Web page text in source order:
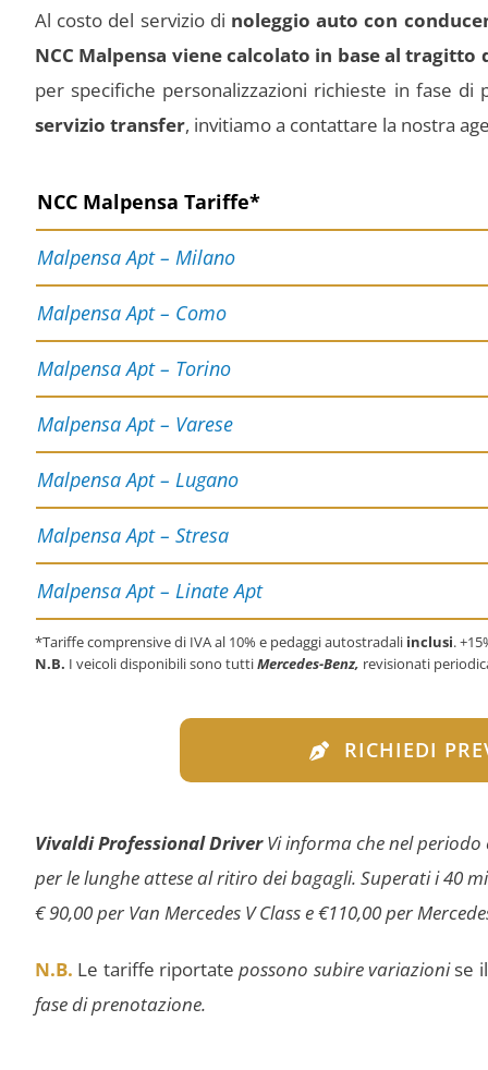
Al costo del servizio di noleggio auto con
NCC Malpensa viene calcolato in base al tragitto
per specifiche personalizzazioni richieste in fase di
servizio transfer, invitiamo a contattare la nostra
NCC Malpensa Tariffe*
Malpensa Apt – Milano
Malpensa Apt – Como
Malpensa Apt – Torino
Malpensa Apt – Varese
Malpensa Apt – Lugano
Malpensa Apt – Stresa
Malpensa Apt – Linate Apt
*Tariffe comprensive di IVA al 10% e pedaggi autostradali inclusi.
N.B. I veicoli disponibili sono tuttiMercedes-Benz, revisionati
RICHIEDI
Vivaldi Professional DriverVi informa che nel periodo
per le lunghe attese al ritiro dei bagagli. Superati i 40
€ 90,00 per Van Mercedes V Class e €110,00 per
N.B. Le tariffe riportatepossono subire variazionise
fase di prenotazione.